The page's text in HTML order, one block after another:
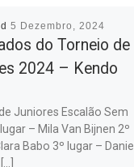
5 Dezembro, 2024
do Torneio de
2024 – Kendo
Juniores Escalão Sem
– Mila Van Bijnen 2º
Babo 3º lugar – Daniel